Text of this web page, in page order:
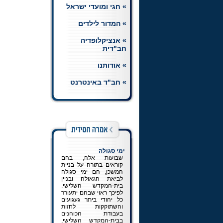
הצטרפו ללומדי השיעורים
היומיים בחומש, תהלים
ברמב"ם.לכניסה למדור
» חגי ומועדי ישראל
» המדור לילדים
» אנציקלופדיה
חב"דית
» אודותנו
» חב"ד באינטרנט
ימי סגולה
שבועות אלה, בהם
קוראים בתורה על בניית
המשכן, הם ימי סגולה
לביאת הגאולה ובניין
בית-המקדש השלישי.
לפיכך ראוי שבהם יתעורר
כל יהודי ביתר געגועים
והשתוקקות לחזות
בעבודת הכוהנים
בבית-המקדש השלישי,